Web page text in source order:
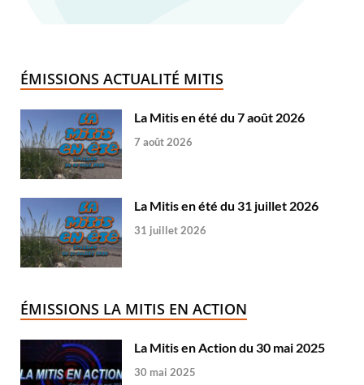
ÉMISSIONS ACTUALITÉ MITIS
La Mitis en été du 7 août 2026
7 août 2026
La Mitis en été du 31 juillet 2026
31 juillet 2026
ÉMISSIONS LA MITIS EN ACTION
La Mitis en Action du 30 mai 2025
30 mai 2025